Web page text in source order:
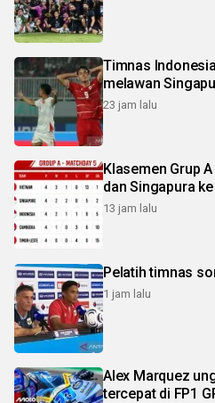
Timnas
melawan
23 jam lalu
Klasemen Grup
dan Singapura
13 jam lalu
Pelatih timnas
1 jam lalu
Alex Marquez
tercepat di FP1